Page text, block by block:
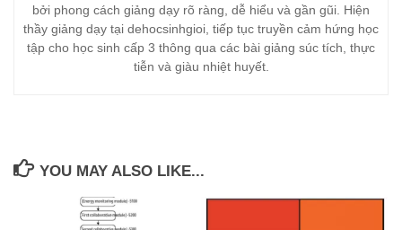
bởi phong cách giảng dạy rõ ràng, dễ hiểu và gần gũi. Hiện
thầy giảng dạy tại dehocsinhgioi, tiếp tục truyền cảm hứng học
tập cho học sinh cấp 3 thông qua các bài giảng súc tích, thực
tiễn và giàu nhiệt huyết.
YOU MAY ALSO LIKE...